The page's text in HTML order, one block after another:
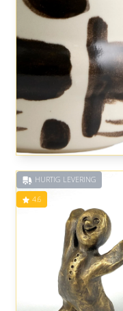
HURTIG LEVERING
4.6